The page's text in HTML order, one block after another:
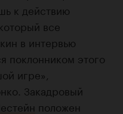
к действию
все
в интервью
поклонником этого
игре»,
Закадровый
положен